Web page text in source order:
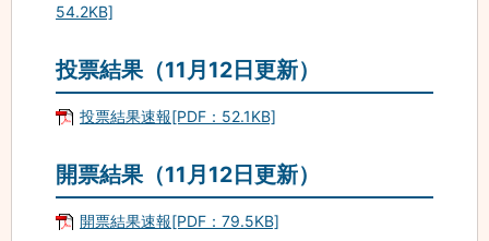
54.2KB]
投票結果（11月12日更新）
投票結果速報[PDF：52.1KB]
開票結果（11月12日更新）
開票結果速報[PDF：79.5KB]